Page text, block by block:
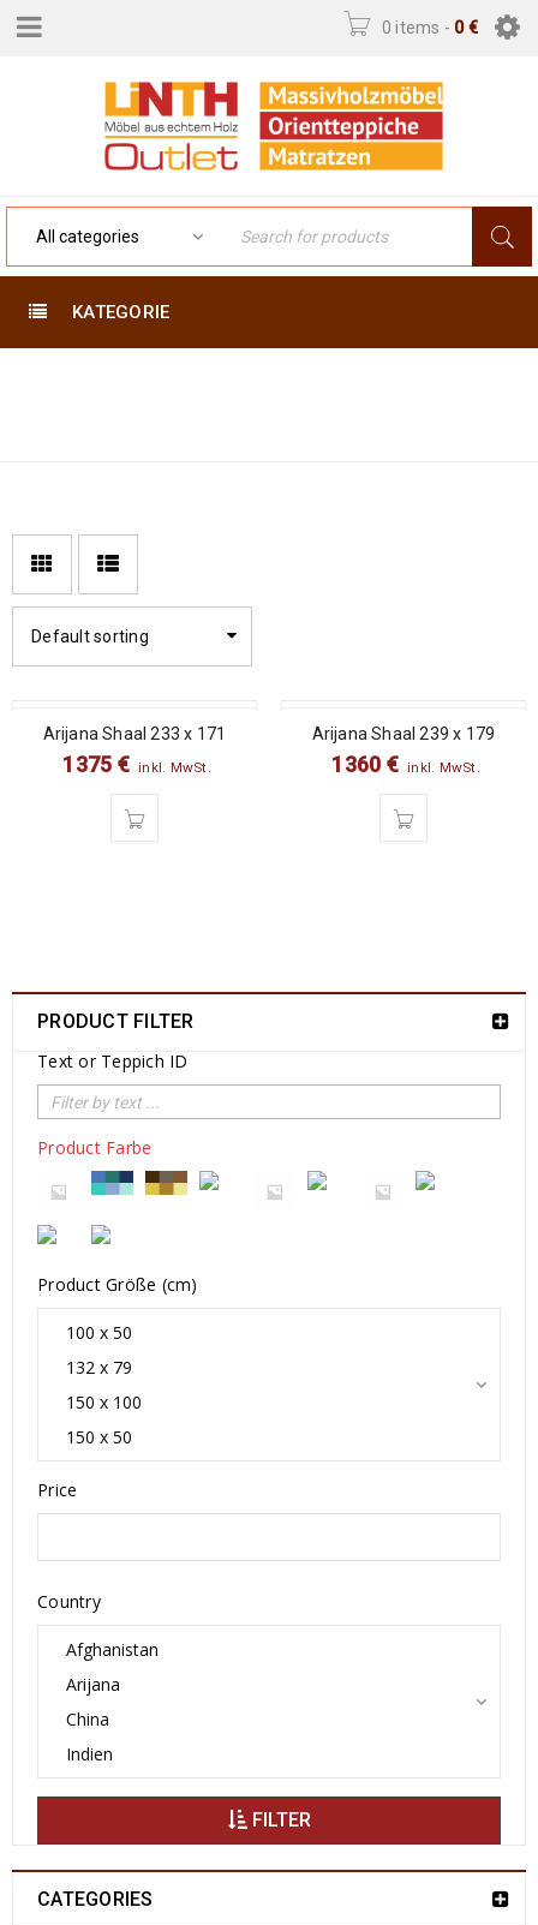
0 items - 0€
KATEGORIE
Default sorting
Arijana Shaal 233 x 171
1375 € inkl. MwSt.
Arijana Shaal 239 x 179
1360 € inkl. MwSt.
PRODUCT FILTER
Text or Teppich ID
Product Farbe
Product Größe (cm)
Price
Country
FILTER
CATEGORIES